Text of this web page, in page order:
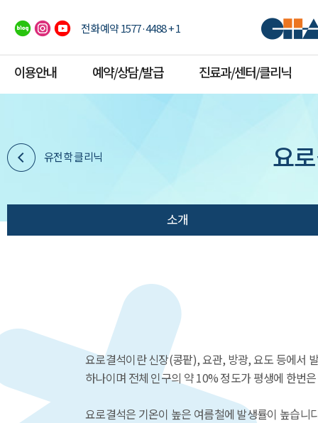
전화예약 1577·4488 + 1
이용안내 예약/상담/발급 진료과/센터/클리닉
유전학 클리닉 요
소개
요로결석이란 신장(콩팥), 요관, 방광, 요도 등에서
하나이며 전체 인구의 약 10% 정도가 평생에 한번
요로결석은 기온이 높은 여름철에 발생률이 높습니